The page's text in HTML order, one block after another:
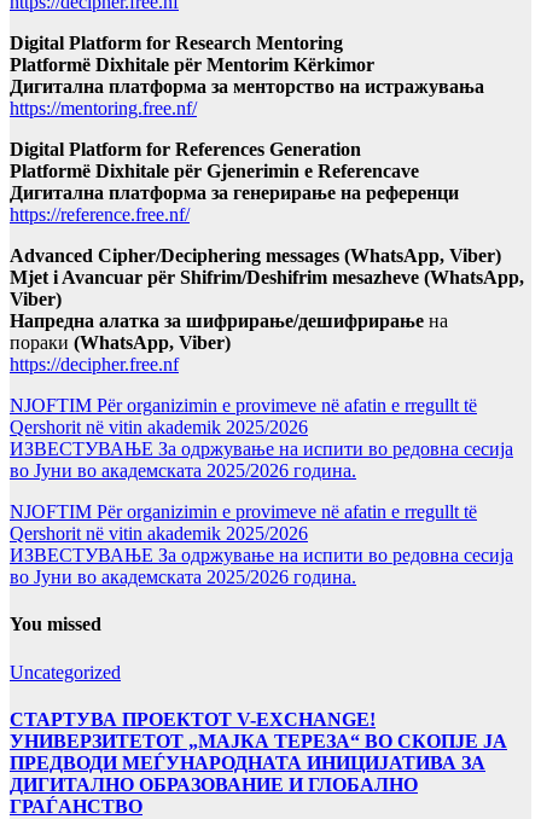
Digital Platform for Research Mentoring
Platformë Dixhitale për Mentorim Kërkimor
Дигитална платформа за менторство на истражувања
https://mentoring.free.nf/
Digital Platform for References Generation
Platformë Dixhitale për Gjenerimin e Referencave
Дигитална платформа за генерирање на референци
https://reference.free.nf/
Advanced Cipher/Deciphering messages (WhatsApp, Viber)
Mjet i Avancuar për Shifrim/Deshifrim mesazheve (WhatsApp,
Viber)
Напредна алатка за шифрирање/дешифрирање на
пораки (WhatsApp, Viber)
https://decipher.free.nf
NJOFTIM Për organizimin e provimeve në afatin e rregullt të
Qershorit në vitin akademik 2025/2026
ИЗВЕСТУВАЊЕ За одржување на испити во редовна сесија
во Јуни во академската 2025/2026 година.
NJOFTIM Për organizimin e provimeve në afatin e rregullt të
Qershorit në vitin akademik 2025/2026
ИЗВЕСТУВАЊЕ За одржување на испити во редовна сесија
во Јуни во академската 2025/2026 година.
You missed
Uncategorized
СТАРТУВА ПРОЕКТОТ V-EXCHANGE!
УНИВЕРЗИТЕТОТ „МАЈКА ТЕРЕЗА“ ВО СКОПЈЕ ЈА
ПРЕДВОДИ МЕЃУНАРОДНАТА ИНИЦИЈАТИВА ЗА
ДИГИТАЛНО ОБРАЗОВАНИЕ И ГЛОБАЛНО
ГРАЃАНСТВО